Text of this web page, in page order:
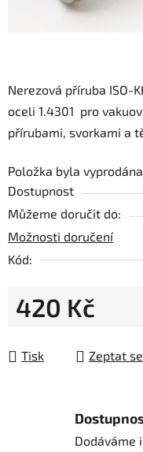
Nerezová příruba ISO-
oceli 1.4301 pro
přírubami, svorkami a
Položka byla
Dostupnost
Můžeme doručit do:
Možnosti doručení
Kód:
420 Kč
Tisk
Zeptat se
Dodáváme